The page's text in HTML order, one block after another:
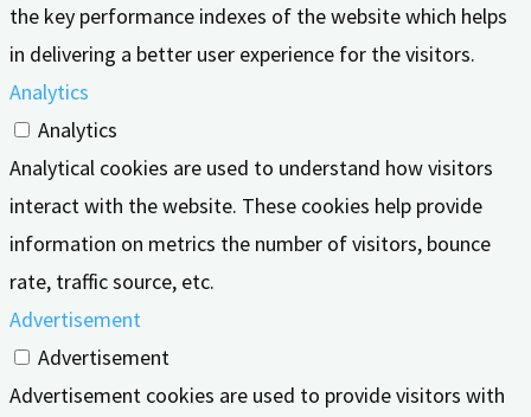
the key performance indexes of the website which helps
in delivering a better user experience for the visitors.
Analytics
Analytics
Analytical cookies are used to understand how visitors
interact with the website. These cookies help provide
information on metrics the number of visitors, bounce
rate, traffic source, etc.
Advertisement
Advertisement
Advertisement cookies are used to provide visitors with